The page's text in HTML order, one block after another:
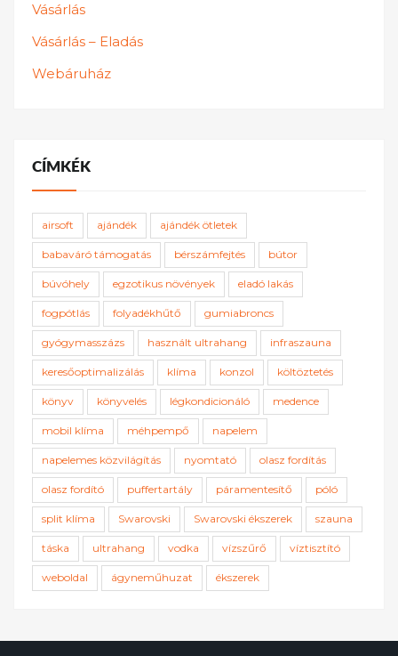
Vásárlás
Vásárlás – Eladás
Webáruház
CÍMKÉK
airsoft ajándék ajándék ötletek
babaváró támogatás bérszámfejtés bútor
búvóhely egzotikus növények eladó lakás
fogpótlás folyadékhűtő gumiabroncs
gyógymasszázs használt ultrahang infraszauna
keresőoptimalizálás klíma konzol költöztetés
könyv könyvelés légkondicionáló medence
mobil klíma méhpempő napelem
napelemes közvilágítás nyomtató olasz fordítás
olasz fordító puffertartály páramentesítő póló
split klíma Swarovski Swarovski ékszerek szauna
táska ultrahang vodka vízszűrő víztisztító
weboldal ágyneműhuzat ékszerek